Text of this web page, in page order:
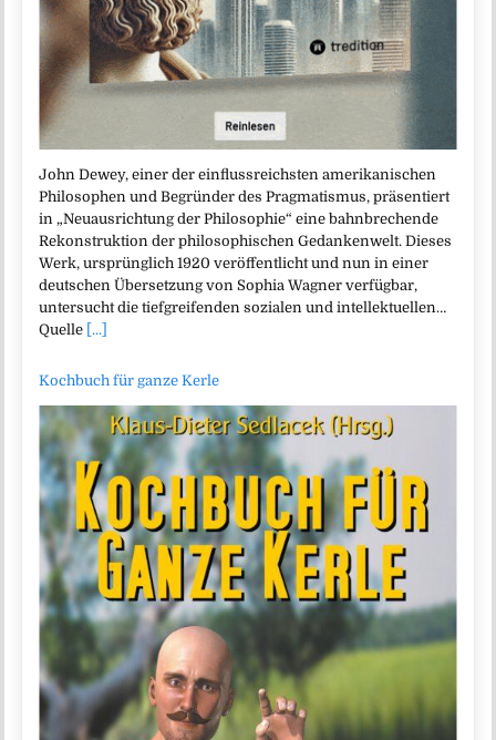
John Dewey, einer der einflussreichsten amerikanischen
Philosophen und Begründer des Pragmatismus, präsentiert
in „Neuausrichtung der Philosophie“ eine bahnbrechende
Rekonstruktion der philosophischen Gedankenwelt. Dieses
Werk, ursprünglich 1920 veröffentlicht und nun in einer
deutschen Übersetzung von Sophia Wagner verfügbar,
untersucht die tiefgreifenden sozialen und intellektuellen…
Quelle [...]
Kochbuch für ganze Kerle